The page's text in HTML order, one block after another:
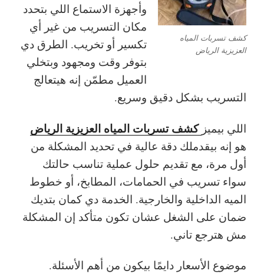
كشف تسربات المياه
العزيزية الرياض
وأجهزة الاستماع اللي بتحدد
مكان التسريب من غير أي
تكسير أو تخريب. الطرق دي
بتوفر وقت ومجهود وبتخلي
العميل مطمّن إنه هيتعالج
التسريب بشكل دقيق وسريع.
اللي بيميز كشف تسربات المياه العزيزية الرياض
هو إنه بيقدملك دقة عالية في تحديد المشكلة من
أول مرة، مع تقديم حلول عملية تناسب حالتك
سواء تسريب في الحمامات، المطابخ، أو خطوط
الميه الداخلية والخارجية. الخدمة دي كمان بتديك
ضمان على الشغل عشان تكون متأكد إن المشكلة
مش هترجع تاني.
موضوع الأسعار دايمًا بيكون من أهم الأسئلة.